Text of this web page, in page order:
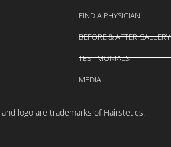
FIND A PHYSICIAN
BEFORE & AFTER GALLERY
TESTIMONIALS
MEDIA
logo are trademarks of Hairstetics.